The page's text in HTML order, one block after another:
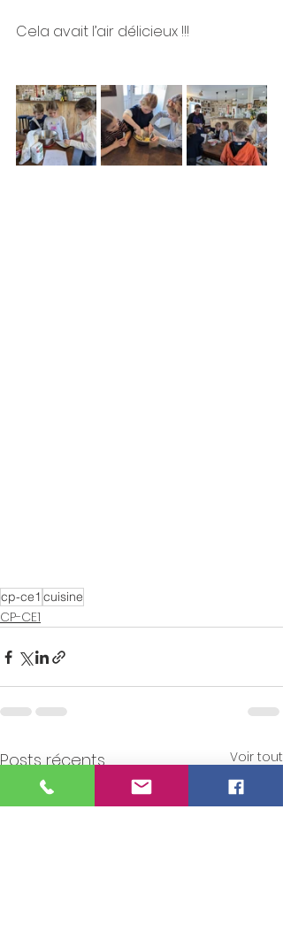
Cela avait l’air délicieux !!!
cp-ce1 cuisine
CP-CE1
Posts récents Voir tout